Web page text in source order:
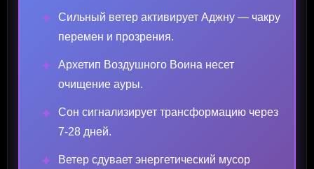
✦
Сильный ветер активирует Аджну — чакру
перемен и прозрения.
✦
Архетип Воздушного Воина несет
очищение ауры.
✦
Сон сигнализирует трансформацию через
7-28 дней.
✦
Ветер сдувает энергетический мусор